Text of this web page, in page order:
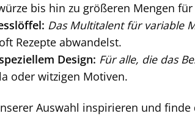
bis hin zu größeren Mengen
Das Multitalent für variable
Rezepte abwandelst.
Design: Für alle, die das
oder witzigen Motiven.
Auswahl inspirieren und